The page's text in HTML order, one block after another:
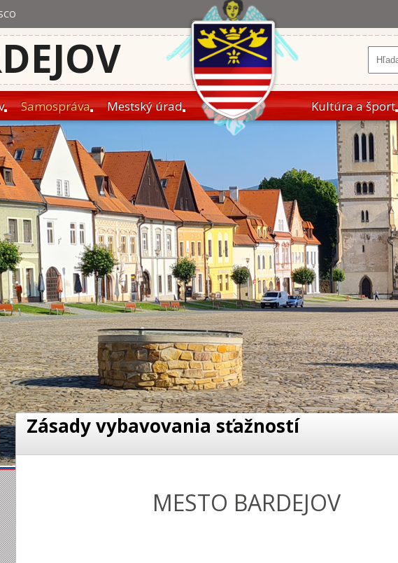
Samospráva Mestský úrad Kultúra a šport
Zásady vybavovania sťažností
MESTO BARDEJOV